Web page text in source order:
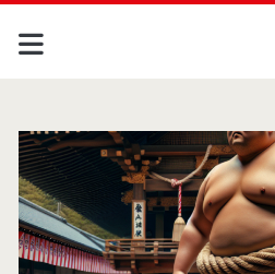
sumo.it
Posts